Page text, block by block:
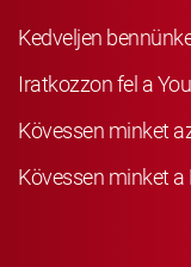
Kedveljen
Iratkozzon fel a
Kövessen minket
Kövessen minket a